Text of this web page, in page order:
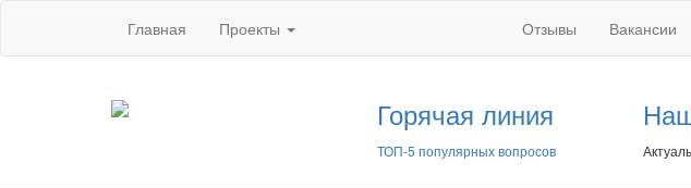
Главная Проекты Отзывы Вакансии
Горячая линия
ТОП-5 популярных вопросов